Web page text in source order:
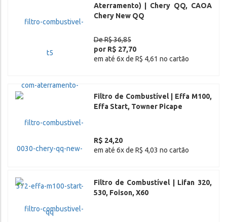
Aterramento) | Chery QQ, CAOA
Chery New QQ
De R$ 36,85
por R$ 27,70
em até 6x de R$ 4,61 no cartão
Filtro de Combustível | Effa M100,
Effa Start, Towner Picape
R$ 24,20
em até 6x de R$ 4,03 no cartão
Filtro de Combustível | Lifan 320,
530, Foison, X60